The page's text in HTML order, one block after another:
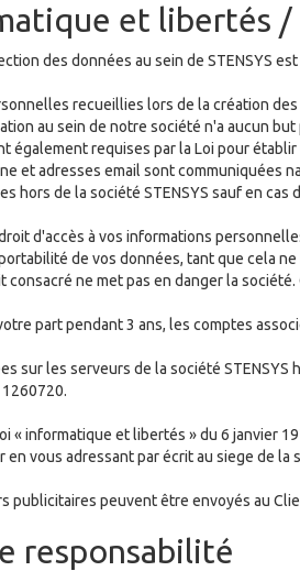
et libertés /
des données au sein de STENSYS est
recueillies lors de la création
au sein de notre société n'a aucun
également requises par la Loi pour
et adresses email sont communiquées
hors de la société STENSYS sauf en
d'accès à vos informations
de vos données, tant que cela
consacré ne met pas en danger la
part pendant 3 ans, les comptes
sur les serveurs de la société
« informatique et libertés » du 6 janvier
vous adressant par écrit au siege de la
publicitaires peuvent être envoyés au
responsabilité